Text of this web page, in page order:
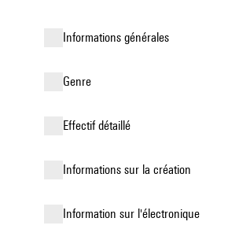
informations générales
genre
effectif détaillé
informations sur la création
Information sur l'électronique